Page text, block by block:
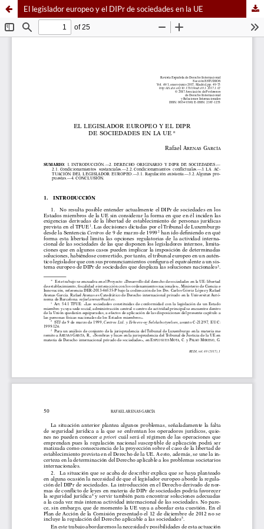
El legislador europeo y el DIPr de sociedades en la UE